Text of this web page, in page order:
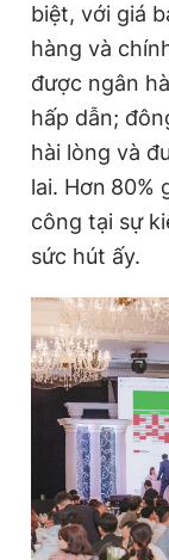
biệt, với giá
hàng và
được ngân
hấp dẫn;
hài lòng và
lai. Hơn 80%
công tại sự
sức hút ấy.